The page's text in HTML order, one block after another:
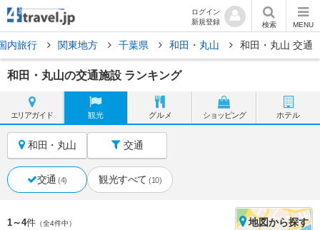
ログイン
新規登録
検索 MENU
内旅行 関東地方 千葉県 和田・丸山 和田・丸山 交通
和田・丸山の交通施設 ランキング
エリアガイド 観光 グルメ ショッピング ホテル
和田・丸山 交通
交通 (4) 観光すべて (10)
1～4件 （全4件中） 地図から探す